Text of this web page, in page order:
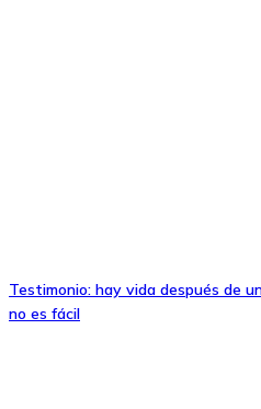
Testimonio: hay vida después de
no es fácil